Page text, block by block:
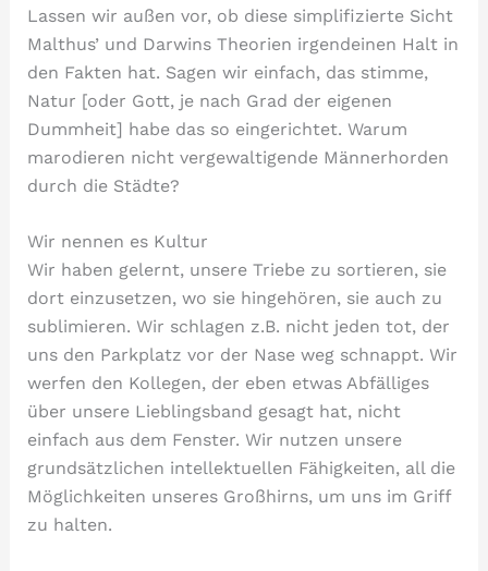
Lassen wir außen vor, ob diese simplifizierte Sicht
Malthus’ und Darwins Theorien irgendeinen Halt in
den Fakten hat. Sagen wir einfach, das stimme,
Natur [oder Gott, je nach Grad der eigenen
Dummheit] habe das so eingerichtet. Warum
marodieren nicht vergewaltigende Männerhorden
durch die Städte?
Wir nennen es Kultur
Wir haben gelernt, unsere Triebe zu sortieren, sie
dort einzusetzen, wo sie hingehören, sie auch zu
sublimieren. Wir schlagen z.B. nicht jeden tot, der
uns den Parkplatz vor der Nase weg schnappt. Wir
werfen den Kollegen, der eben etwas Abfälliges
über unsere Lieblingsband gesagt hat, nicht
einfach aus dem Fenster. Wir nutzen unsere
grundsätzlichen intellektuellen Fähigkeiten, all die
Möglichkeiten unseres Großhirns, um uns im Griff
zu halten.